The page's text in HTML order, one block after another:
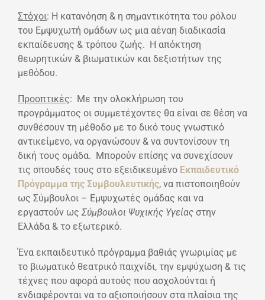
Στόχοι: Η κατανόηση & η σημαντικότητα του ρόλου
του Εμψυχωτή ομάδων ως μια αέναη διαδικασία
εκπαίδευσης & τρόπου ζωής. Η απόκτηση
θεωρητικών & βιωματικών και δεξιοτήτων της
μεθόδου.
Προοπτικές: Με την ολοκλήρωση του
προγράμματος οι συμμετέχοντες θα είναι σε θέση να
συνθέσουν τη μέθοδο με το δικό τους γνωστικό
αντικείμενο, να οργανώσουν & να συντονίσουν τη
δική τους ομάδα. Μπορούν επίσης να συνεχίσουν
τις σπουδές τους στο εξειδικευμένο Εκπαιδευτικό
Πρόγραμμα της Συμβουλευτικής, να πιστοποιηθούν
ως Σύμβουλοι – Εμψυχωτές ομάδας και να
εργαστούν ωςΣύμβουλοι Ψυχικής Υγείας στην
Ελλάδα & το εξωτερικό.
Ένα εκπαιδευτικό πρόγραμμα βαθιάς γνωριμίας με
το βιωματικό θεατρικό παιχνίδι, την εμψύχωση & τις
τέχνες που αφορά αυτούς που ασχολούνται ή
ενδιαφέρονται να το αξιοποιήσουν στα πλαίσια της